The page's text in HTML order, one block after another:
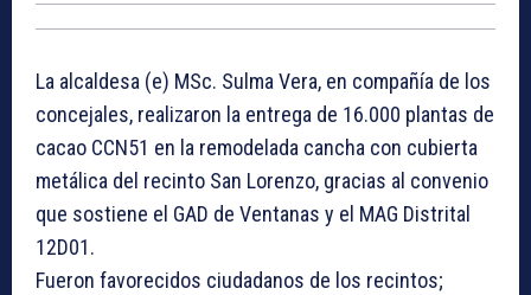
La alcaldesa (e) MSc. Sulma Vera, en compañía de los
concejales, realizaron la entrega de 16.000 plantas de
cacao CCN51 en la remodelada cancha con cubierta
metálica del recinto San Lorenzo, gracias al convenio
que sostiene el GAD de Ventanas y el MAG Distrital
12D01.
Fueron favorecidos ciudadanos de los recintos;